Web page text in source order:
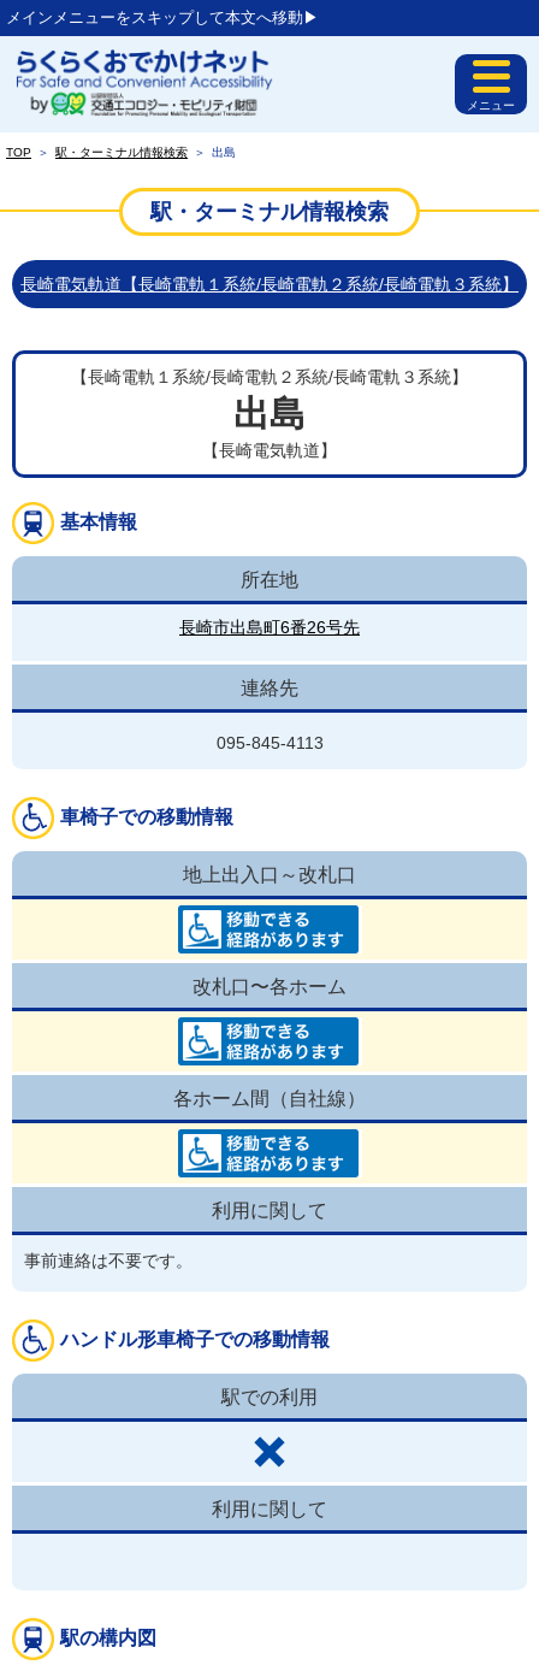
メインメニューをスキップして本文へ移動▶︎
メニュー
TOP ＞ 駅・ターミナル情報検索 ＞ 出島
駅・ターミナル情報検索
長崎電気軌道【長崎電軌１系統/長崎電軌２系統/長崎電軌３系統】
【長崎電軌１系統/長崎電軌２系統/長崎電軌３系統】
出島
【長崎電気軌道】
基本情報
所在地
長崎市出島町6番26号先
連絡先
095-845-4113
車椅子での移動情報
地上出入口～改札口
改札口〜各ホーム
各ホーム間（自社線）
利用に関して
事前連絡は不要です。
ハンドル形車椅子での移動情報
駅での利用
利用に関して
駅の構内図